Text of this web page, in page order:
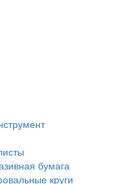
бумага
круги